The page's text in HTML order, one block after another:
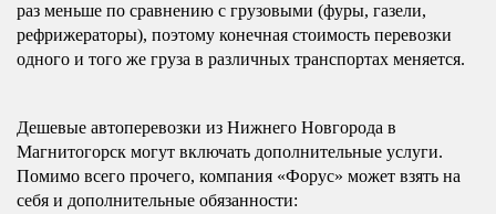
раз меньше по сравнению с грузовыми (фуры, газели,
рефрижераторы), поэтому конечная стоимость перевозки
одного и того же груза в различных транспортах меняется.
Дешевые автоперевозки из Нижнего Новгорода в
Магнитогорск могут включать дополнительные услуги.
Помимо всего прочего, компания «Форус» может взять на
себя и дополнительные обязанности: